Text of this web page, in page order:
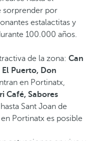
sorprender por
estalactitas y
100.000 años.
de la zona: Can
El Puerto, Don
en Portinatx,
Café, Sabores
Sant Joan de
Portinatx es posible